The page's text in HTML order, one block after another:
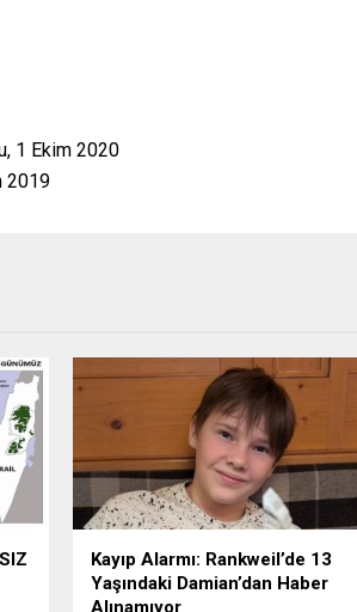
1 Ekim 2020
2019
Kayıp Alarmı: Rankweil’de 13
Yaşındaki Damian’dan Haber